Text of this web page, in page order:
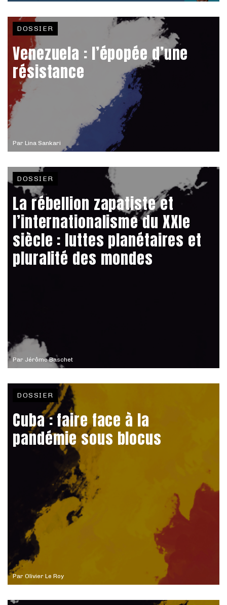
Par Lina Sankari
DOSSIER
Venezuela : l’épopée d’une
résistance
Par Jérôme Baschet
DOSSIER
La rébellion zapatiste et
l’internationalisme du XXIe
siècle : luttes planétaires et
pluralité des mondes
Par Olivier Le Roy
DOSSIER
Cuba : faire face à la
pandémie sous blocus